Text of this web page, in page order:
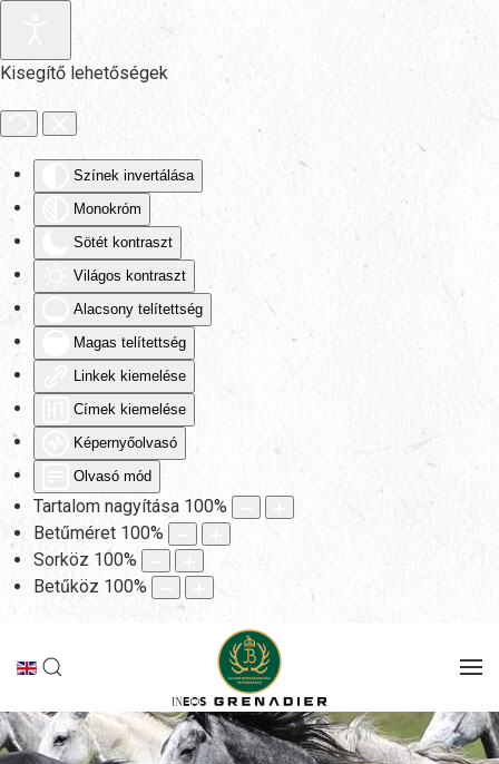
Kisegítő lehetőségek
Színek invertálása
Monokróm
Sötét kontraszt
Világos kontraszt
Alacsony telítettség
Magas telítettség
Linkek kiemelése
Címek kiemelése
Képernyőolvasó
Olvasó mód
Tartalom nagyítása 100%
Betűméret 100%
Sorköz 100%
Betűköz 100%
Fő tartalom átugrása